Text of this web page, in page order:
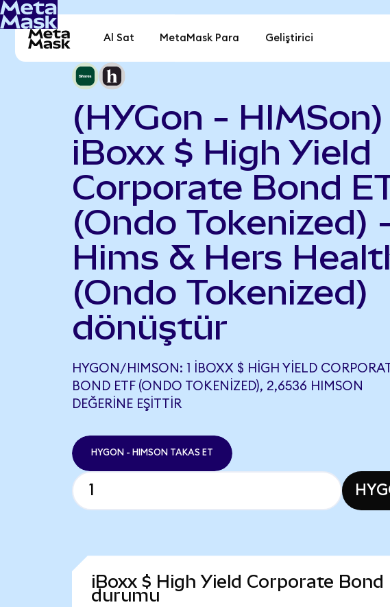
Al Sat MetaMask Para Geliştirici
(HYGon - HIMSon)
iBoxx $ High Yield
Corporate Bond
(Ondo Tokenized)
Hims & Hers
(Ondo Tokenized)
dönüştür
HYGON/HIMSON: 1 IBOXX $ HIGH YIELD
BOND ETF (ONDO TOKENIZED), 2,6536 HIMSON
DEĞERINE EŞITTIR
HYGON - HIMSON TAKAS ET
iBoxx $ High Yield Corporate
durumu